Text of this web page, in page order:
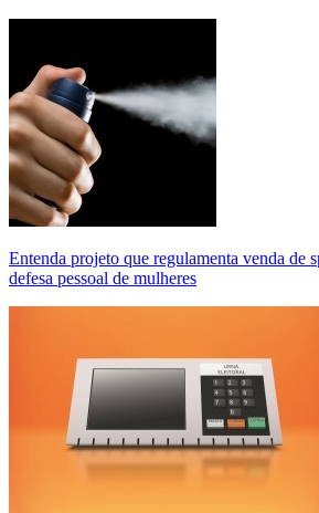
Entenda projeto que regulamenta venda de
defesa pessoal de mulheres